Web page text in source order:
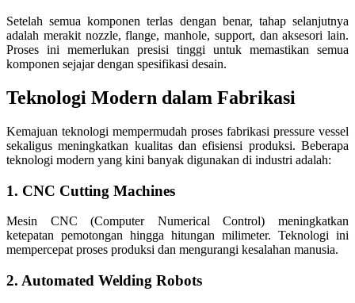
Setelah semua komponen terlas dengan benar, tahap selanjutnya
adalah merakit nozzle, flange, manhole, support, dan aksesori lain.
Proses ini memerlukan presisi tinggi untuk memastikan semua
komponen sejajar dengan spesifikasi desain.
Teknologi Modern dalam Fabrikasi
Kemajuan teknologi mempermudah proses fabrikasi pressure vessel
sekaligus meningkatkan kualitas dan efisiensi produksi. Beberapa
teknologi modern yang kini banyak digunakan di industri adalah:
1. CNC Cutting Machines
Mesin CNC (Computer Numerical Control) meningkatkan
ketepatan pemotongan hingga hitungan milimeter. Teknologi ini
mempercepat proses produksi dan mengurangi kesalahan manusia.
2. Automated Welding Robots